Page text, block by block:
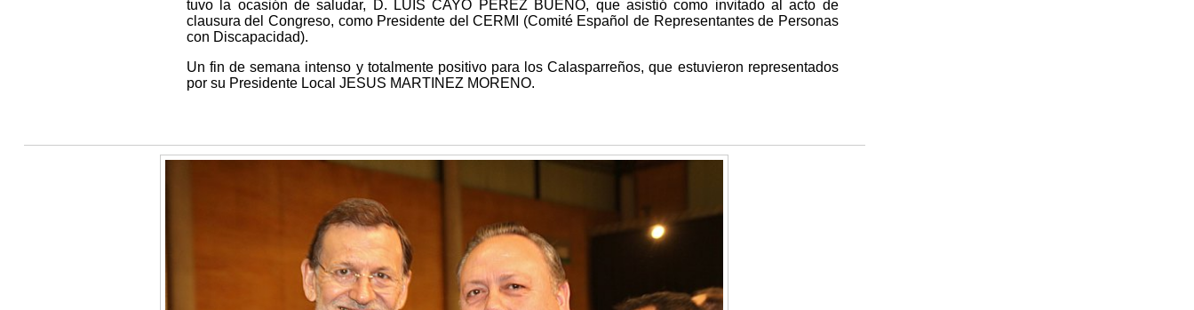
tuvo la ocasión de saludar, D. LUIS CAYO PEREZ BUENO, que asistió como invitado al acto de
clausura del Congreso, como Presidente del CERMI (Comité Español de Representantes de Personas
con Discapacidad).
Un fin de semana intenso y totalmente positivo para los Calasparreños, que estuvieron representados
por su Presidente Local JESUS MARTINEZ MORENO.